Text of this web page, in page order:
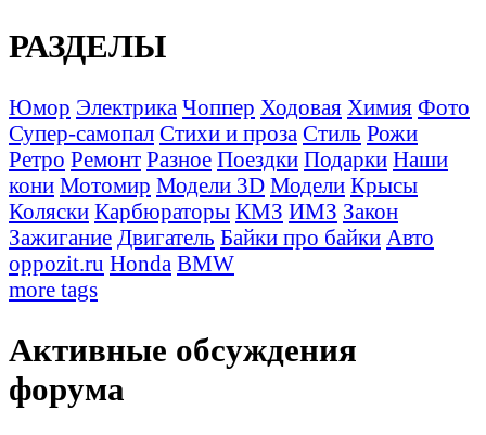
РАЗДЕЛЫ
Юмор Электрика Чоппер Ходовая Химия Фото
Супер-самопал Стихи и проза Стиль Рожи
Ретро Ремонт Разное Поездки Подарки Наши
кони Мотомир Модели 3D Модели Крысы
Коляски Карбюраторы КМЗ ИМЗ Закон
Зажигание Двигатель Байки про байки Авто
oppozit.ru Honda BMW
more tags
Активные обсуждения
форума